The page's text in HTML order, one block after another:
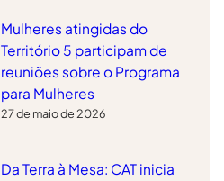
Mulheres atingidas do
Território 5 participam de
reuniões sobre o Programa
para Mulheres
27 de maio de 2026
Da Terra à Mesa: CAT inicia